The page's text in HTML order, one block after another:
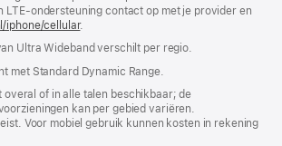
LTE-ondersteuning contact op met je provider en
iphone/cellular.
Ultra Wideband verschilt per regio.
met Standard Dynamic Range.
overal of in alle talen beschikbaar; de
kan per gebied variëren.
Voor mobiel gebruik kunnen kosten in rekening